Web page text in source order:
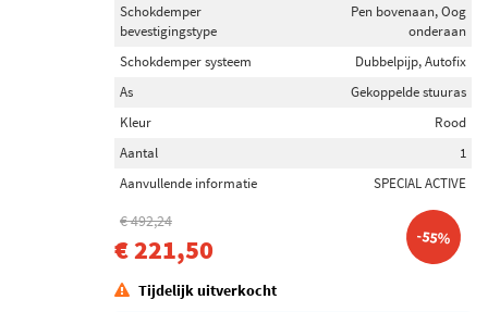
Schokdemper
bevestigingstype
Pen bovenaan, Oog
onderaan
Schokdemper systeem
Dubbelpijp, Autofix
As
Gekoppelde stuuras
Kleur
Rood
Aantal
1
Aanvullende informatie
SPECIAL ACTIVE
€ 492,24
€ 221,50 -55%
Tijdelijk uitverkocht